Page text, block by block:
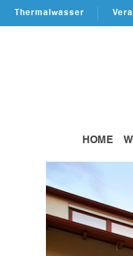
Thermalwasser
HOME